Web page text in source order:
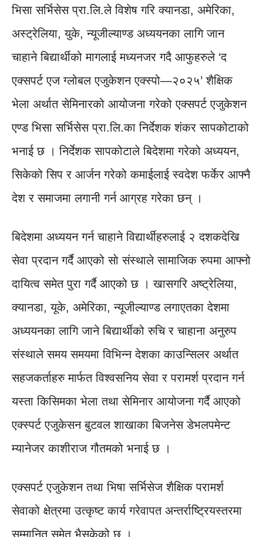
भिसा सर्भिसेस प्रा.लि.ले विशेष गरि क्यानडा, अमेरिका,
अस्ट्रेलिया, युके, न्यूजील्याण्ड अध्ययनका लागि जान
चाहाने बिद्यार्थीको मागलाई मध्यनजर गदै आफुहरुले ‘द
एक्सपर्ट एज ग्लोबल एजुकेशन एक्स्पो—२०२५’ शैक्षिक
भेला अर्थात सेमिनारको आयोजना गरेको एक्सपर्ट एजुकेशन
एण्ड भिसा सर्भिसेस प्रा.लि.का निर्देशक शंकर सापकोटाको
भनाई छ । निर्देशक सापकोटाले बिदेशमा गरेको अध्ययन,
सिकेको सिप र आर्जन गरेको कमाईलाई स्वदेश फर्केर आफ्नै
देश र समाजमा लगानी गर्न आग्रह गरेका छन् ।
बिदेशमा अध्ययन गर्न चाहाने विद्यार्थीहरुलाई २ दशकदेखि
सेवा प्रदान गर्दै आएको साे संस्थाले सामाजिक रुपमा आफ्नो
दायित्व समेत पुरा गर्दै आएको छ । खासगरि अष्ट्रेलिया,
क्यानडा, यूके, अमेरिका, न्यूजील्याण्ड लगाएतका देशमा
अध्ययनका लागि जाने बिद्यार्थीको रुचि र चाहाना अनुरुप
संस्थाले समय समयमा विभिन्न देशका काउन्सिलर अर्थात
सहजकर्ताहरु मार्फत विश्वसनिय सेवा र परामर्श प्रदान गर्न
यस्ता किसिमका भेला तथा सेमिनार आयोजना गर्दै आएको
एक्स्पर्ट एजुकेसन बुटवल शाखाका बिजनेस डेभलपमेन्ट
म्यानेजर काशीराज गौतमको भनाई छ ।
एक्सपर्ट एजुकेशन तथा भिषा सर्भिसेज शैक्षिक परामर्श
सेवाको क्षेत्रमा उत्कृष्ट कार्य गरेवापत अन्तर्राष्ट्रियस्तरमा
सम्मानित समेत भैसकेको छ ।